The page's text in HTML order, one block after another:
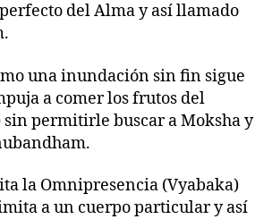
del Alma y así llamado
una inundación sin fin sigue
a comer los frutos del
sin permitirle buscar a Moksha y
la Omnipresencia (Vyabaka)
a un cuerpo particular y así